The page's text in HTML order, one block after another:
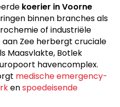
koerier in Voorne
binnen branches als
of industriële
Zee herbergt cruciale
Maasvlakte, Botlek
havencomplex.
medische emergency-
enspoedeisende